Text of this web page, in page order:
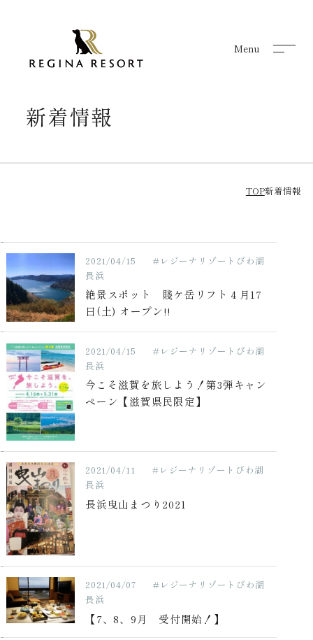
Menu
Menu
新着情報
TOP新着情報
2021/04/15
#レジーナリゾートびわ湖
長浜
絶景スポット 賤ケ岳リフト４月17
日(土) オープン!!
2021/04/15
#レジーナリゾートびわ湖
長浜
今こそ滋賀を旅しよう！第3弾キャン
ペーン【滋賀県民限定】
2021/04/11
#レジーナリゾートびわ湖
長浜
長浜曳山まつり2021
2021/04/07
#レジーナリゾートびわ湖
長浜
【7、8、9月 受付開始！】